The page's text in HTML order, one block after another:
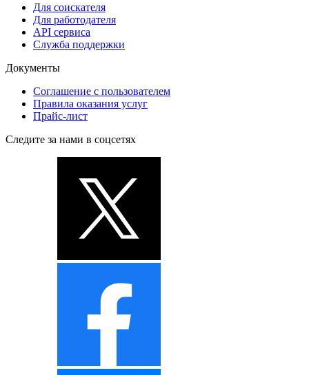
Для соискателя
Для работодателя
API сервиса
Служба поддержки
Документы
Соглашение с пользователем
Правила оказания услуг
Прайс-лист
Следите за нами в соцсетях